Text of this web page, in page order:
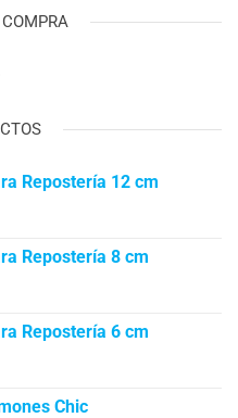
Repostería 12 cm
Repostería 8 cm
Repostería 6 cm
Chic